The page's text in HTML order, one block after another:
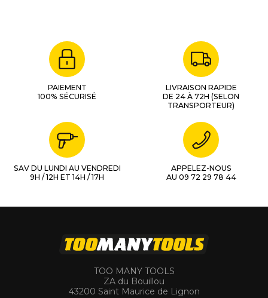
PAIEMENT
100% SÉCURISÉ
LIVRAISON RAPIDE
DE 24 À 72H (SELON
TRANSPORTEUR)
SAV DU LUNDI AU VENDREDI
9H / 12H ET 14H / 17H
APPELEZ-NOUS
AU 09 72 29 78 44
TOO MANY TOOLS
ZA du Bouillou
43200 Saint Maurice de Lignon